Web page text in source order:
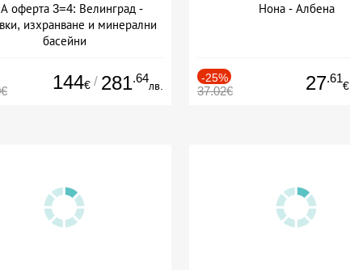
оферта 3=4: Велинград -
изхранване и минерални
басейни
144€ / 281.64
лв.
Нона - Албена
-25%
37.02€ 27.61
€